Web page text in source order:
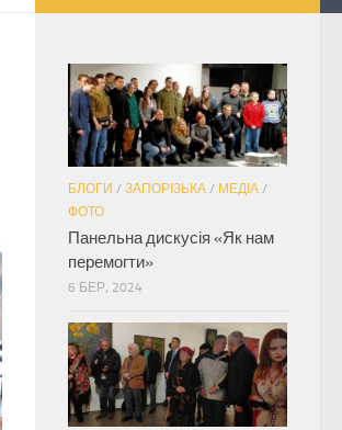
БЛОГИ / ЗАПОРІЗЬКА / МЕДІА /
ФОТО
Панельна дискусія «Як нам
перемогти»
6 БЕР, 2024